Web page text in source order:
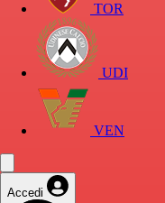
TOR
UDI
VEN
Accedi